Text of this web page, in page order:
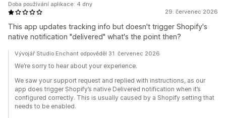
29. červenec 2026
This app updates tracking info but doesn't trigger Shopify's
native notification "delivered" what's the point then?
Doba používání aplikace: 4 dny
Vývojář Studio Enchant odpověděl 31. červenec 2026
We’re sorry to hear about your experience.
We saw your support request and replied with instructions, as our
app does trigger Shopify’s native Delivered notification when it’s
configured correctly. This is usually caused by a Shopify setting that
needs to be enabled.